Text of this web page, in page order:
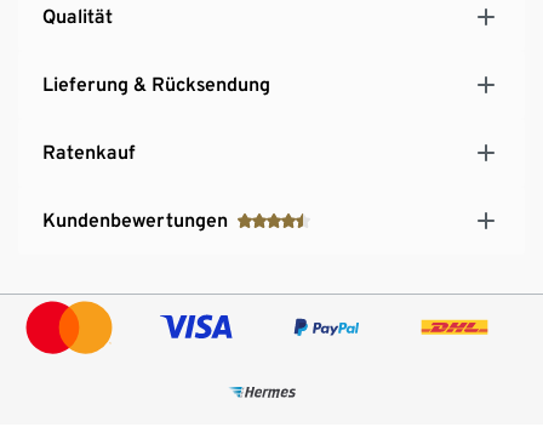
Qualität
Lieferung & Rücksendung
Ratenkauf
Kundenbewertungen